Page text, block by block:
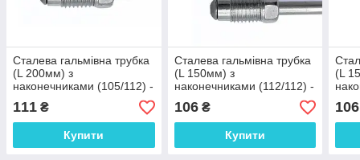
Сталева гальмівна трубка
(L 200мм) з
наконечниками (105/112) -
WP415Zn
111 ₴
Купити
Сталева гальмівна трубка
(L 150мм) з
наконечниками (112/112) -
WP575Zn
106₴
Купити
(L
106